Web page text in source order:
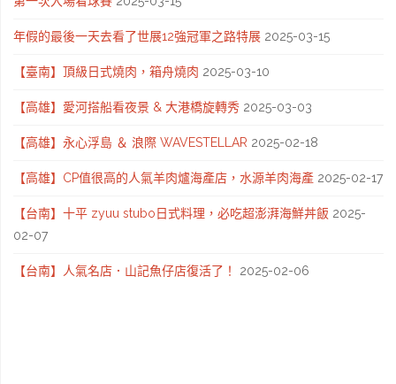
年假的最後一天去看了世展12強冠軍之路特展 2025-03-15
【臺南】頂級日式燒肉，箱舟燒肉 2025-03-10
【高雄】愛河搭船看夜景 & 大港橋旋轉秀 2025-03-03
【高雄】永心浮島 ＆ 浪際 WAVESTELLAR 2025-02-18
【高雄】CP值很高的人氣羊肉爐海產店，水源羊肉海產 2025-02-17
【台南】十平 zyuu stubo日式料理，必吃超澎湃海鮮丼飯 2025-
02-07
【台南】人氣名店．山記魚仔店復活了！ 2025-02-06